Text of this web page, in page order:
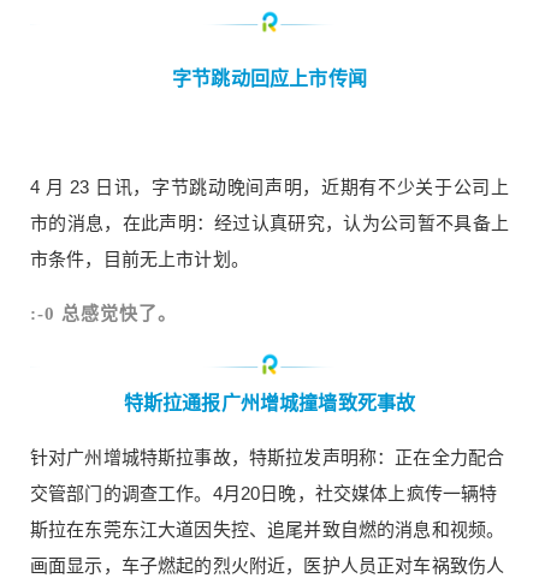
字节跳动回应上市传闻
4 月 23 日讯，字节跳动晚间声明，近期有不少关于公司上
市的消息，在此声明：经过认真研究，认为公司暂不具备上
市条件，目前无上市计划。
:-0 总感觉快了。
特斯拉通报广州增城撞墙致死事故
针对广州增城特斯拉事故，特斯拉发声明称：正在全力配合
交管部门的调查工作。4月20日晚，社交媒体上疯传一辆特
斯拉在东莞东江大道因失控、追尾并致自燃的消息和视频。
画面显示，车子燃起的烈火附近，医护人员正对车祸致伤人
通报广州增城撞墙致死事故
字节跳动回应上市传闻 4 月 23 日讯，字节跳动晚
目前无上市计划。 :-0 总感觉快了。 特斯拉通报广
州增城撞墙致死事故 针对广州增城特斯拉事故，特
作。4月20日晚，社交媒体上疯传一辆特斯拉在东莞
东江大道因失控、追尾并致自燃的消息和视频。画
致伤人员进行抢救。 经初步调查，事发时左某
（男，33岁）驾驶小汽车搭载一名男乘客途经上述
岁）驾驶的小汽车发生碰撞，致左某车上男乘客当
场死亡。事故未造成其他人员受伤，随后左某所驾
-0 唉，人命关天啊。 哈啰出行赴美上市 4月24日，
哈啰出行向美国证券交易委员会提交了招股书，拟